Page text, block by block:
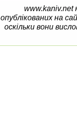
www.kaniv.net
опублікованих на
оскільки вони